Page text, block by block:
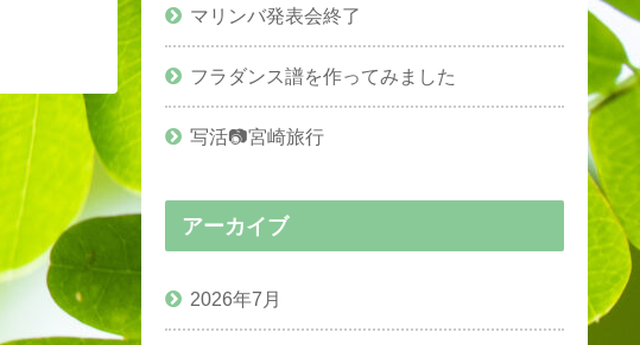
マリンバ発表会終了
フラダンス譜を作ってみました
写活📷宮崎旅行
アーカイブ
2026年7月